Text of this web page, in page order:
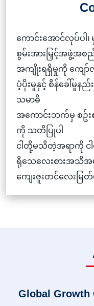
ကောင်းအောင်လုပ်ပါ၊
စွမ်းအားမြှင့်အဖွဲ့အစ
အကျိုးရရှိမှုကို ကျော်
ပံ့ပိုးမှုနှင့် စိန်ခေါ်မှုနည်
သမာဓိ
အကောင်းဘက်မှ စဥ်းစ
ကို သတိပြုပါ
ငါတို့မသိတဲ့အရာကို င
ရိုသေလေးစားအသိအ
ကျေးဇူးတင်‌လေးမြတ်
Global Growth